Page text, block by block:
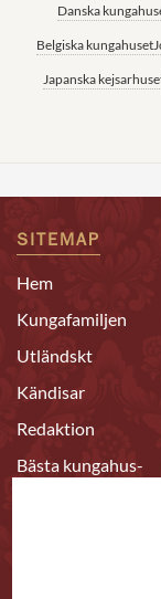
Danska
Belgiska kungahuset
Japanska
SITEMAP
Hem
Kungafamiljen
Utländskt
Kändisar
Redaktion
Bästa kungahus-